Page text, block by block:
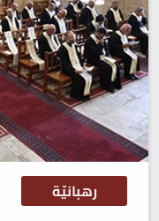
رهبانيّة